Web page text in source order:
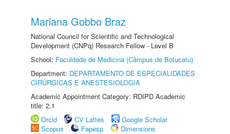
Mariana Gobbo Braz
National Council for Scientific and Technological
Development (CNPq) Research Fellow - Level B
School: Faculdade de Medicina (Câmpus de Botucatu)
Department: DEPARTAMENTO DE ESPECIALIDADES
CIRÚRGICAS E ANESTESIOLOGIA
Academic Appointment Category: RDIPD Academic
title: 2.1
Orcid
CV Lattes
Google Scholar
Scopus
Fapesp
Dimensions